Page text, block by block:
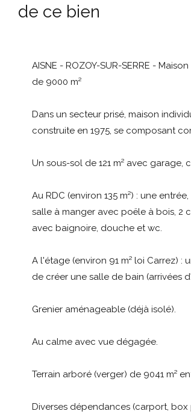
de ce bien
AISNE - ROZOY-SUR-SERRE -
de 9000 m²
Dans un secteur prisé, maison
construite en 1975, se composant
Un sous-sol de 121 m² avec garage,
Au RDC (environ 135 m²) : une
salle à manger avec poële à bois, 2
avec baignoire, douche et wc.
A l'étage (environ 91 m² loi Carrez) :
de créer une salle de bain (arrivées
Grenier aménageable (déjà isolé).
Au calme avec vue dégagée.
Terrain arboré (verger) de 9041 m²
Diverses dépendances (carport,